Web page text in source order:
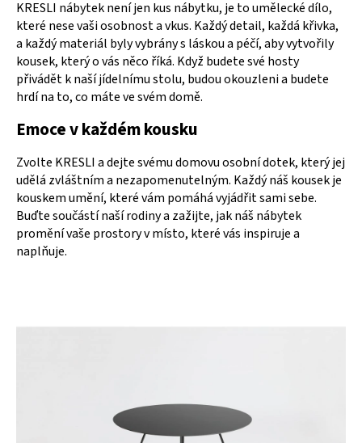
KRESLI nábytek není jen kus nábytku, je to umělecké dílo,
které nese vaši osobnost a vkus. Každý detail, každá křivka,
a každý materiál byly vybrány s láskou a péčí, aby vytvořily
kousek, který o vás něco říká. Když budete své hosty
přivádět k naší jídelnímu stolu, budou okouzleni a budete
hrdí na to, co máte ve svém domě.
Emoce v každém kousku
Zvolte KRESLI a dejte svému domovu osobní dotek, který jej
udělá zvláštním a nezapomenutelným. Každý náš kousek je
kouskem umění, které vám pomáhá vyjádřit sami sebe.
Buďte součástí naší rodiny a zažijte, jak náš nábytek
promění vaše prostory v místo, které vás inspiruje a
naplňuje.